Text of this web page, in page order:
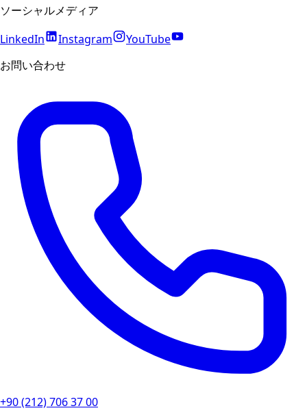
ソーシャルメディア
LinkedIn
Instagram
YouTube
お問い合わせ
+90 (212) 706 37 00